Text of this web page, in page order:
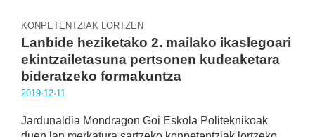
KONPETENTZIAK LORTZEN
Lanbide heziketako 2. mailako ikaslegoari
ekintzailetasuna pertsonen kudeaketara
bideratzeko formakuntza
2019·12·11
Jardunaldia Mondragon Goi Eskola Politeknikoak